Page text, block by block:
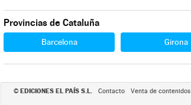
Provincias de Cataluña
Barcelona Girona
© EDICIONES EL PAÍS S.L. Contacto Venta de contenidos